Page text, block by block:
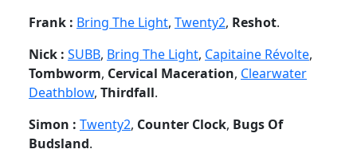
Frank : Bring The Light, Twenty2, Reshot.
Nick : SUBB, Bring The Light, Capitaine Révolte,
Tombworm, Cervical Maceration, Clearwater
Deathblow, Thirdfall.
Simon : Twenty2, Counter Clock, Bugs Of
Budsland.